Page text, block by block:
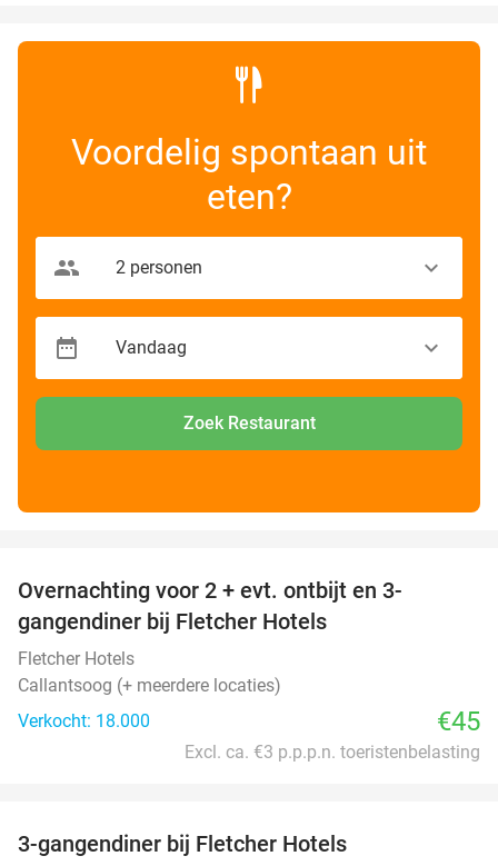
Voordelig spontaan uit
eten?
Zoek Restaurant
Overnachting voor 2 + evt. ontbijt en 3-
gangendiner bij Fletcher Hotels
Fletcher Hotels
Callantsoog (+ meerdere locaties)
Verkocht: 18.000
€45
Excl. ca. €3 p.p.p.n. toeristenbelasting
3-gangendiner bij Fletcher Hotels